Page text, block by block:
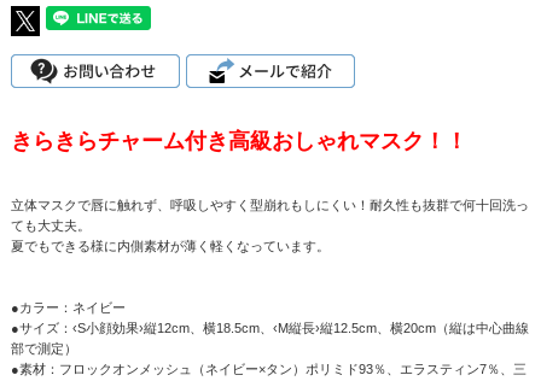
きらきらチャーム付き高級おしゃれマスク！！
立体マスクで唇に触れず、呼吸しやすく型崩れもしにくい！耐久性も抜群で何十回洗っ
ても大丈夫。
夏でもできる様に内側素材が薄く軽くなっています。
●カラー：ネイビー
●サイズ：‹S小顔効果›縦12cm、横18.5cm、‹M縦長›縦12.5cm、横20cm（縦は中心曲線
部で測定）
●素材：フロックオンメッシュ（ネイビー×タン）ポリミド93％、エラスティン7％、三